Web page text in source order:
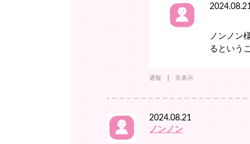
ノンノン
るという
通報 非表示
2024.08.21
ノンノン